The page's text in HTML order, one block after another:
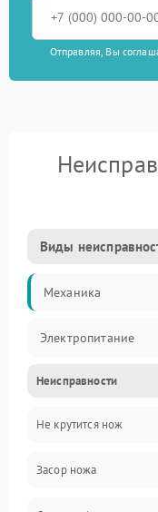
Отправляя, Вы
Виды
Механика
Электропитание
Неисправности
Не крутится нож
Засор ножа